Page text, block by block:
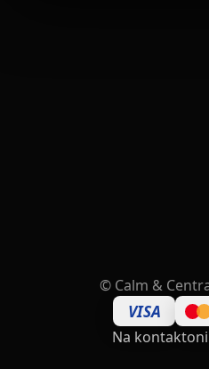
© Calm &
VISA
Na kontaktoni